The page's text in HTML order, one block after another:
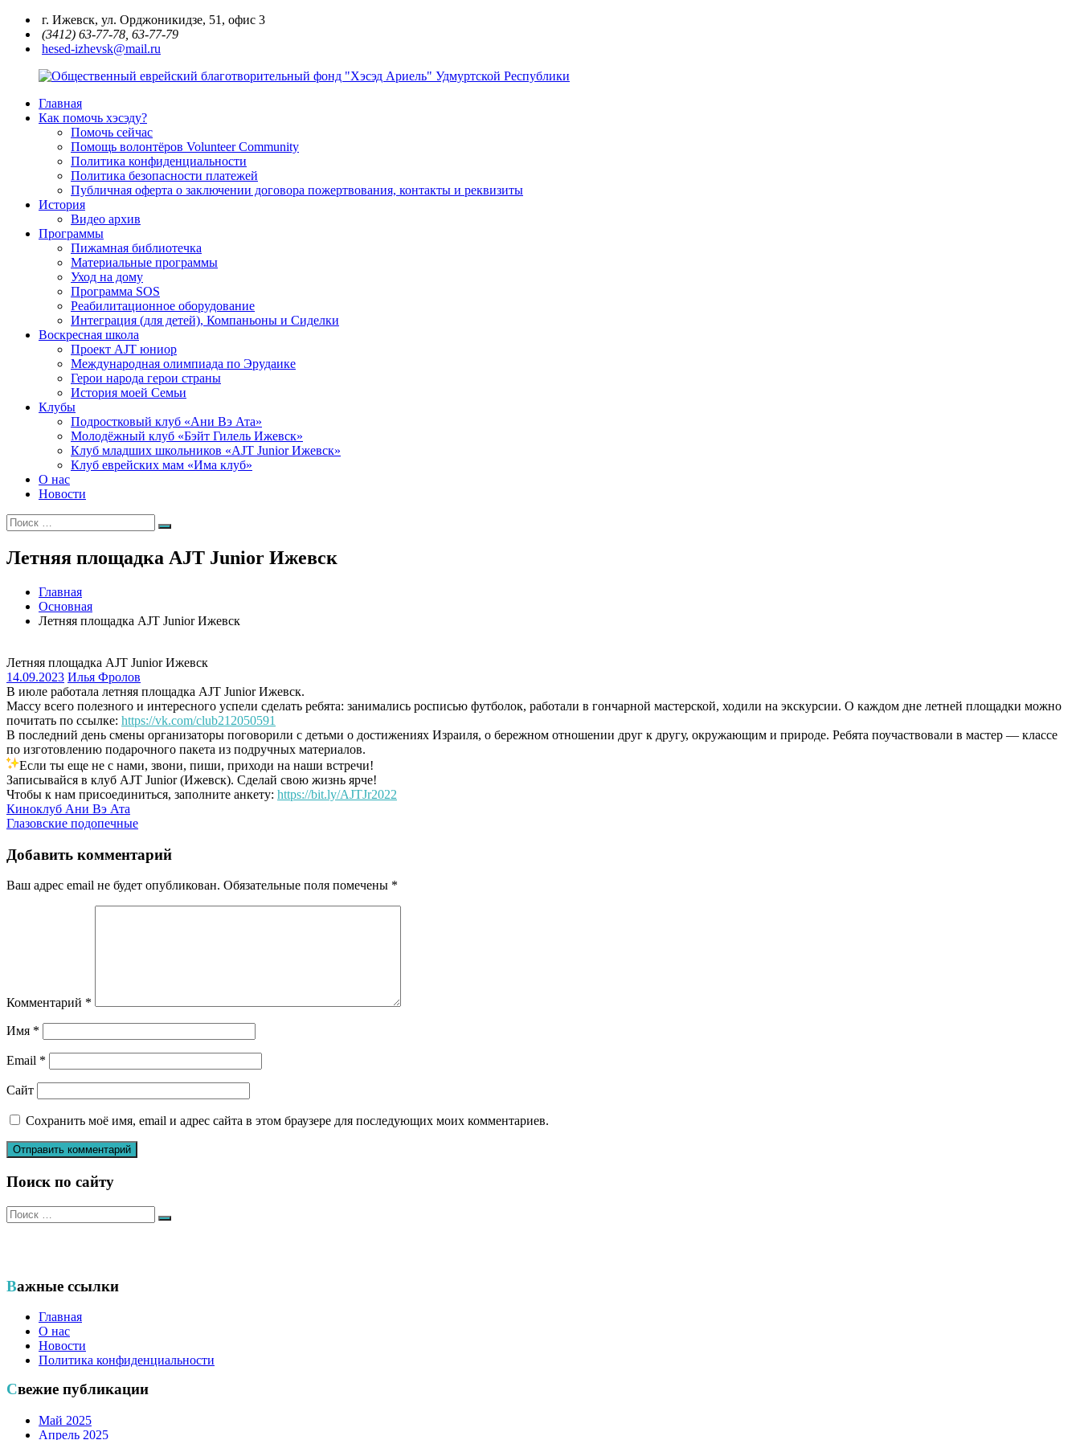
Перейти
содержимому
г. Ижевск, ул. Орджоникидзе, 51, офис 3
(3412) 63-77-78, 63-77-79
hesed-izhevsk@mail.ru
Общественный
еврейский
благотворительный
Удмуртской
Республики
Главная
Как помочь хэсэду?
Помочь сейчас
Помощь волонтёров Volunteer Community
Политика конфиденциальности
Политика безопасности платежей
Публичная оферта о заключении договора пожертвования, контакты и реквизиты
История
Видео архив
Программы
Пижамная библиотечка
Материальные программы
Уход на дому
Программа SOS
Реабилитационное оборудование
Интеграция (для детей), Компаньоны и Сиделки
Воскресная школа
Проект AJT юниор
Международная олимпиада по Эрудаике
Герои народа герои страны
История моей Семьи
Клубы
Подростковый клуб «Ани Вэ Ата»
Молодёжный клуб «Бэйт Гилель Ижевск»
Клуб младших школьников «AJT Junior Ижевск»
Клуб еврейских мам «Има клуб»
О нас
Новости
Искать:
Поиск
Летняя площадка AJT Junior Ижевск
Главная
Основная
Летняя площадка AJT Junior Ижевск
Летняя площадка AJT Junior Ижевск
14.09.2023 Илья Фролов
В июле работала летняя площадка AJT Junior Ижевск.
Массу всего полезного и интересного успели сделать ребята: занимались росписью футболок, работали в гончарной мастерской, ходили на экскурсии. О каждом дне летней площадки можно
почитать по ссылке: https://vk.com/club212050591
В последний день смены организаторы поговорили с детьми о достижениях Израиля, о бережном отношении друг к другу, окружающим и природе. Ребята поучаствовали в мастер — классе
по изготовлению подарочного пакета из подручных материалов.
Если ты еще не с нами, звони, пиши, приходи на наши встречи!
Записывайся в клуб AJT Junior (Ижевск). Сделай свою жизнь ярче!
Чтобы к нам присоединиться, заполните анкету: https://bit.ly/AJTJr2022
Навигация
по
записям
Киноклуб Ани Вэ Ата
Глазовские подопечные
Добавить комментарий
Ваш адрес email не будет опубликован. Обязательные поля помечены *
Комментарий *
Имя *
Email *
Сайт
Сохранить моё имя, email и адрес сайта в этом браузере для последующих моих комментариев.
Поиск по сайту
Искать:
Поиск
Важные ссылки
Главная
О нас
Новости
Политика конфиденциальности
Свежие публикации
Май 2025
Апрель 2025